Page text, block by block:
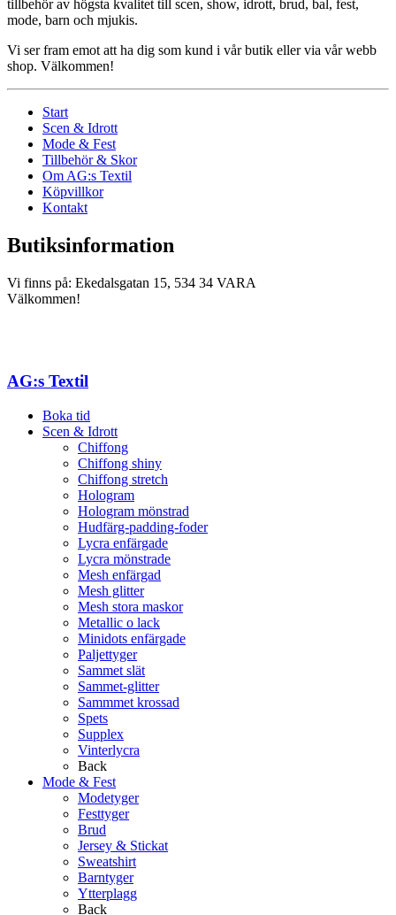
tillbehör av högsta kvalitet till scen, show, idrott, brud, bal, fest,
mode, barn och mjukis.
Vi ser fram emot att ha dig som kund i vår butik eller via vår webb
shop. Välkommen!
Start
Scen & Idrott
Mode & Fest
Tillbehör & Skor
Om AG:s Textil
Köpvillkor
Kontakt
Butiksinformation
Vi finns på: Ekedalsgatan 15, 534 34 VARA
Välkommen!
AG:s Textil
Boka tid
Scen & Idrott
Chiffong
Chiffong shiny
Chiffong stretch
Hologram
Hologram mönstrad
Hudfärg-padding-foder
Lycra enfärgade
Lycra mönstrade
Mesh enfärgad
Mesh glitter
Mesh stora maskor
Metallic o lack
Minidots enfärgade
Paljettyger
Sammet slät
Sammet-glitter
Sammmet krossad
Spets
Supplex
Vinterlycra
Back
Mode & Fest
Modetyger
Festtyger
Brud
Jersey & Stickat
Sweatshirt
Barntyger
Ytterplagg
Back